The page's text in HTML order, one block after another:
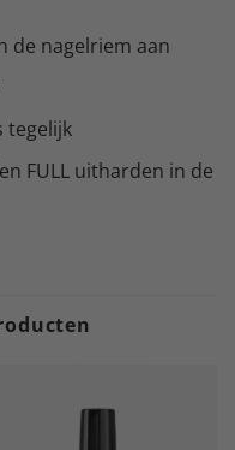
de nagelriem aan
tegelijk
FULL uitharden in de